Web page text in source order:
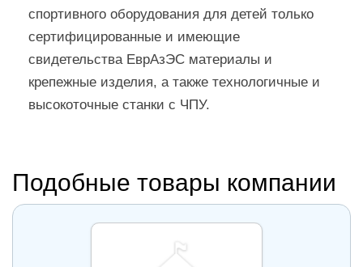
спортивного оборудования для детей только
сертифицированные и имеющие
свидетельства ЕврАзЭС материалы и
крепежные изделия, а также технологичные и
высокоточные станки с ЧПУ.
Подобные товары компании